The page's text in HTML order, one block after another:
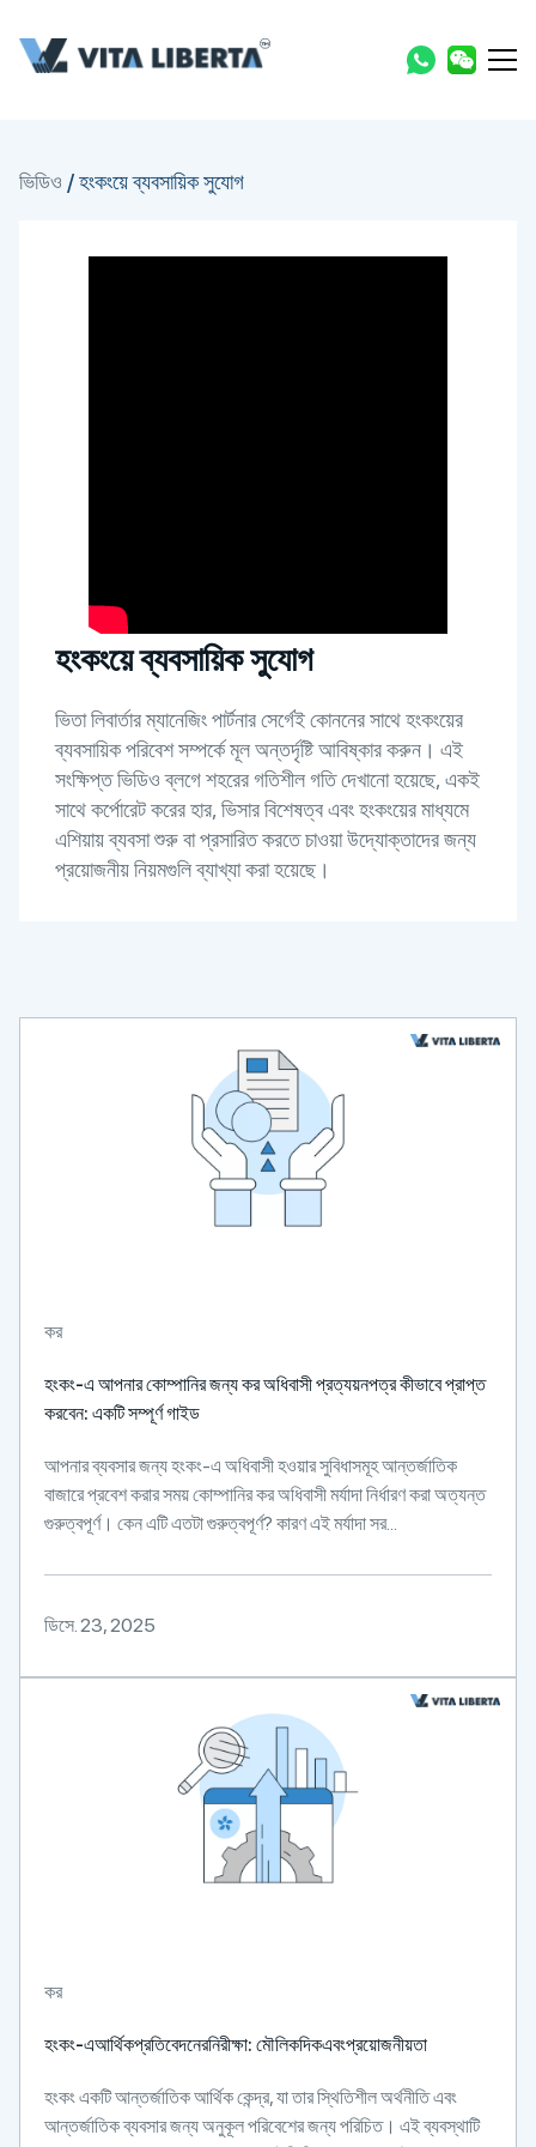
ভিডিও /হংকংয়ে ব্যবসায়িক সুযোগ
হংকংয়ে ব্যবসায়িক সুযোগ
ভিতা লিবার্তার ম্যানেজিং পার্টনার সের্গেই কোননের সাথে হংকংয়ের
ব্যবসায়িক পরিবেশ সম্পর্কে মূল অন্তর্দৃষ্টি আবিষ্কার করুন। এই
সংক্ষিপ্ত ভিডিও ব্লগে শহরের গতিশীল গতি দেখানো হয়েছে, একই
সাথে কর্পোরেট করের হার, ভিসার বিশেষত্ব এবং হংকংয়ের মাধ্যমে
এশিয়ায় ব্যবসা শুরু বা প্রসারিত করতে চাওয়া উদ্যোক্তাদের জন্য
প্রয়োজনীয় নিয়মগুলি ব্যাখ্যা করা হয়েছে।
কর
হংকং-এ আপনার কোম্পানির জন্য কর অধিবাসী প্রত্যয়নপত্র কীভাবে প্রাপ্ত
করবেন: একটি সম্পূর্ণ গাইড
আপনার ব্যবসার জন্য হংকং-এ অধিবাসী হওয়ার সুবিধাসমূহ আন্তর্জাতিক
বাজারে প্রবেশ করার সময় কোম্পানির কর অধিবাসী মর্যাদা নির্ধারণ করা অত্যন্ত
গুরুত্বপূর্ণ। কেন এটি এতটা গুরুত্বপূর্ণ? কারণ এই মর্যাদা সর...
ডিসে. 23, 2025
কর
হংকং-এআর্থিকপ্রতিবেদনেরনিরীক্ষা: মৌলিকদিকএবংপ্রয়োজনীয়তা
হংকং একটি আন্তর্জাতিক আর্থিক কেন্দ্র, যা তার স্থিতিশীল অর্থনীতি এবং
আন্তর্জাতিক ব্যবসার জন্য অনুকূল পরিবেশের জন্য পরিচিত। এই ব্যবস্থাটি